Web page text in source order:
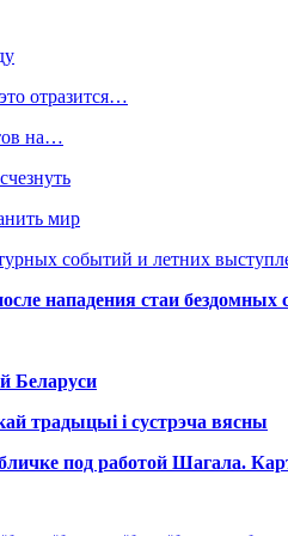
отразится…
на…
мир
событий и летних
нападения стаи бездомных
Беларуси
традыцыі і сустрэча вясны
под работой Шагала.